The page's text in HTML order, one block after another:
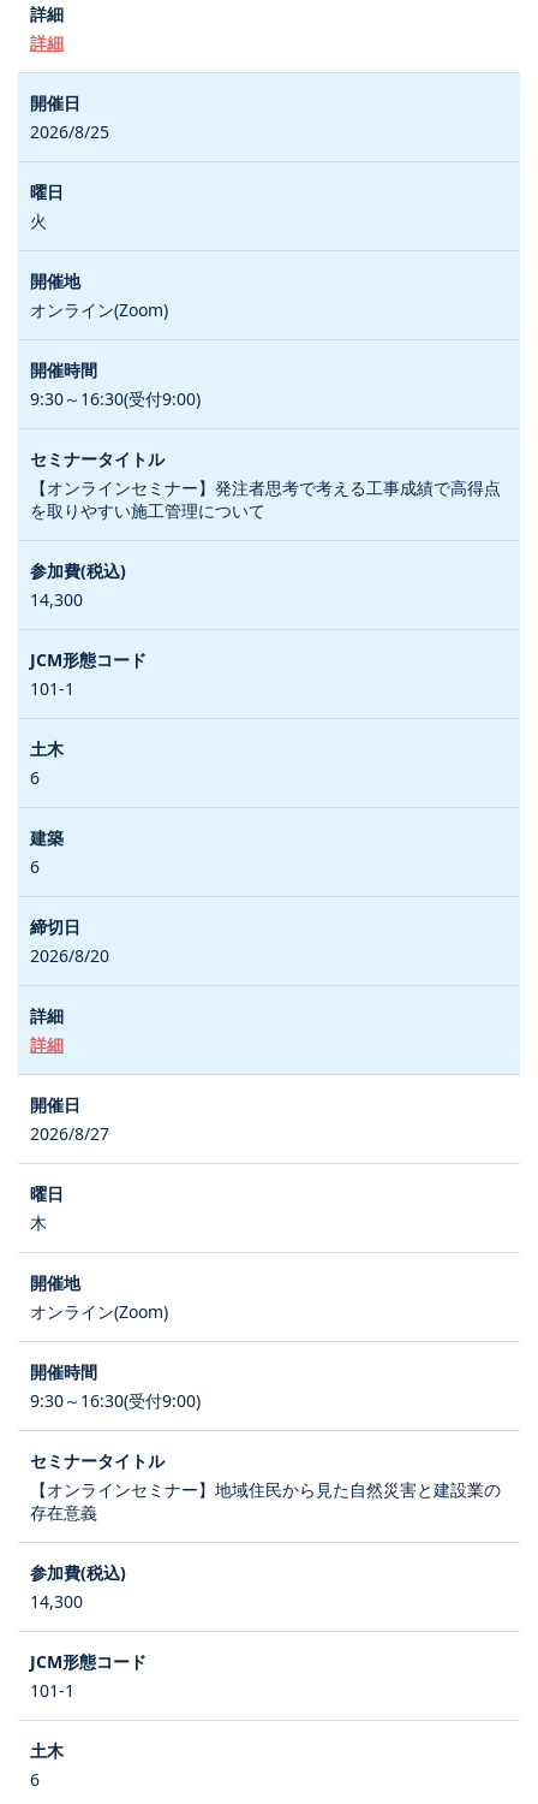
詳細
2026/8/25
火
オンライン(Zoom)
9:30～16:30(受付9:00)
【オンラインセミナー】発注者思考で考える工事成績で高得点
を取りやすい施工管理について
14,300
101-1
6
6
2026/8/20
詳細
2026/8/27
木
オンライン(Zoom)
9:30～16:30(受付9:00)
【オンラインセミナー】地域住民から見た自然災害と建設業の
存在意義
14,300
101-1
6